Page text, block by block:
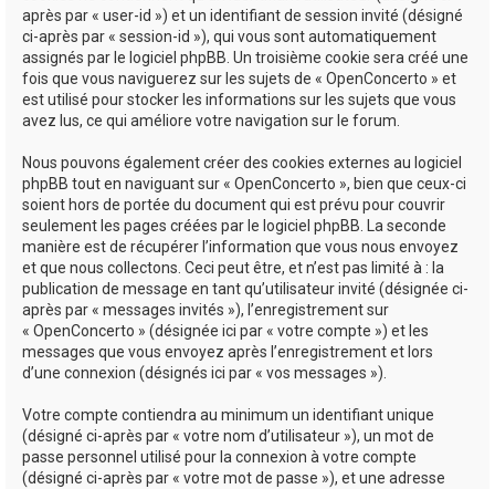
après par « user-id ») et un identifiant de session invité (désigné
ci-après par « session-id »), qui vous sont automatiquement
assignés par le logiciel phpBB. Un troisième cookie sera créé une
fois que vous naviguerez sur les sujets de « OpenConcerto » et
est utilisé pour stocker les informations sur les sujets que vous
avez lus, ce qui améliore votre navigation sur le forum.
Nous pouvons également créer des cookies externes au logiciel
phpBB tout en naviguant sur « OpenConcerto », bien que ceux-ci
soient hors de portée du document qui est prévu pour couvrir
seulement les pages créées par le logiciel phpBB. La seconde
manière est de récupérer l’information que vous nous envoyez
et que nous collectons. Ceci peut être, et n’est pas limité à : la
publication de message en tant qu’utilisateur invité (désignée ci-
après par « messages invités »), l’enregistrement sur
« OpenConcerto » (désignée ici par « votre compte ») et les
messages que vous envoyez après l’enregistrement et lors
d’une connexion (désignés ici par « vos messages »).
Votre compte contiendra au minimum un identifiant unique
(désigné ci-après par « votre nom d’utilisateur »), un mot de
passe personnel utilisé pour la connexion à votre compte
(désigné ci-après par « votre mot de passe »), et une adresse